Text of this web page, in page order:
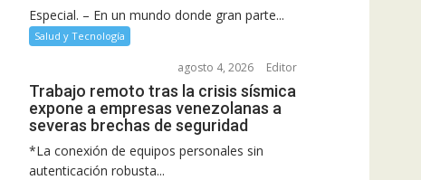
Especial. – En un mundo donde gran parte...
Salud y Tecnología
agosto 4, 2026 Editor
Trabajo remoto tras la crisis sísmica
expone a empresas venezolanas a
severas brechas de seguridad
*La conexión de equipos personales sin
autenticación robusta...